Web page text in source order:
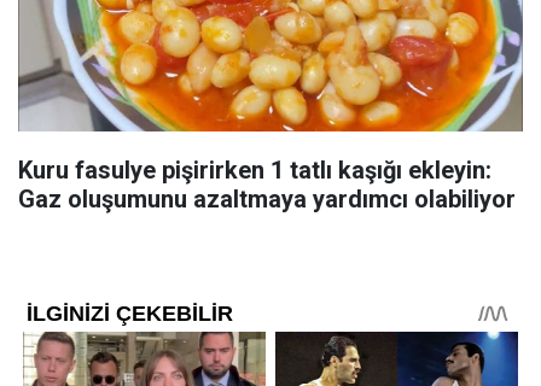
Kuru fasulye pişirirken 1 tatlı kaşığı ekleyin:
Gaz oluşumunu azaltmaya yardımcı olabiliyor